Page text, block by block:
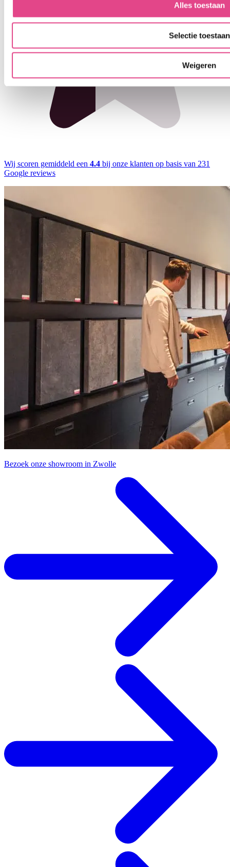
Alles toestaan
Selectie toestaan
Weigeren
Wij scoren gemiddeld een 4.4 bij onze klanten op basis van 231
Google reviews
Bezoek onze showroom in Zwolle